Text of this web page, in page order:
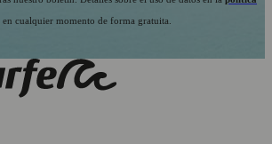
en cualquier momento de forma gratuita.